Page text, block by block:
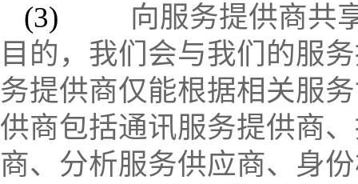
(3) 向服务提供商共
目的，我们会与我们的服
务提供商仅能根据相关服
供商包括通讯服务提供商
商、分析服务供应商、身